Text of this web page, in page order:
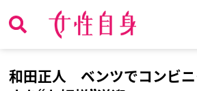
和田正人 ベンツでコンビ